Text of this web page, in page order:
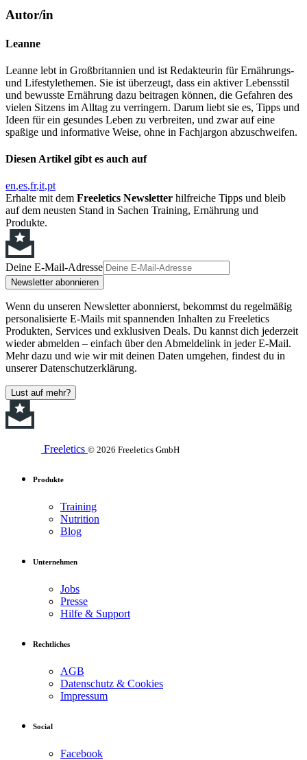
Autor/in
Leanne
Leanne lebt in Großbritannien und ist Redakteurin für Ernährungs-
und Lifestylethemen. Sie ist überzeugt, dass ein aktiver Lebensstil
und bewusste Ernährung dazu beitragen können, die Gefahren des
vielen Sitzens im Alltag zu verringern. Darum liebt sie es, Tipps und
Ideen für ein gesundes Leben zu verbreiten, und zwar auf eine
spaßige und informative Weise, ohne in Fachjargon abzuschweifen.
Diesen Artikel gibt es auch auf
en es fr it pt
Erhalte mit dem Freeletics Newsletter hilfreiche Tipps und bleib
auf dem neusten Stand in Sachen Training, Ernährung und
Produkte.
Deine E-Mail-Adresse
Newsletter abonnieren
Wenn du unseren Newsletter abonnierst, bekommst du regelmäßig
personalisierte E-Mails mit spannenden Inhalten zu Freeletics
Produkten, Services und exklusiven Deals. Du kannst dich jederzeit
wieder abmelden – einfach über den Abmeldelink in jeder E-Mail.
Mehr dazu und wie wir mit deinen Daten umgehen, findest du in
unserer Datenschutzerklärung.
Lust auf mehr?
Freeletics © 2026 Freeletics GmbH
Produkte
Training
Nutrition
Blog
Unternehmen
Jobs
Presse
Hilfe & Support
Rechtliches
AGB
Datenschutz & Cookies
Impressum
Social
Facebook